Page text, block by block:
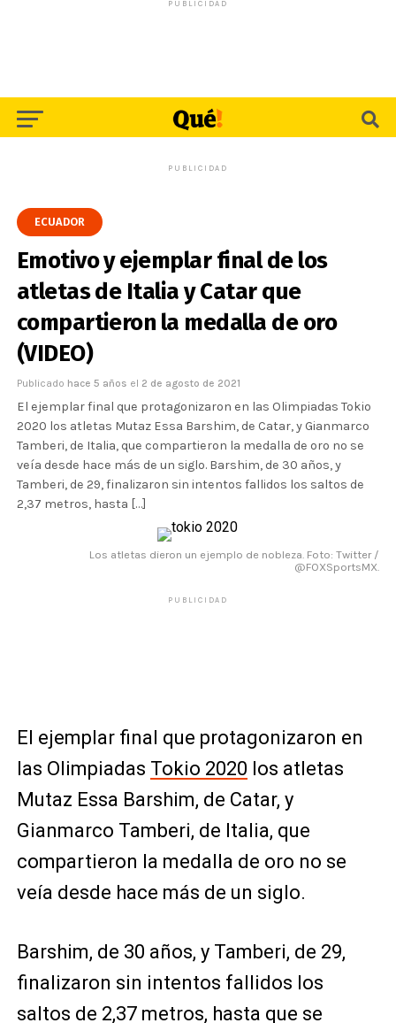
PUBLICIDAD
PUBLICIDAD
ECUADOR
Emotivo y ejemplar final de los
atletas de Italia y Catar que
compartieron la medalla de oro
(VIDEO)
Publicado hace 5 años el 2 de agosto de 2021
El ejemplar final que protagonizaron en las Olimpiadas Tokio
2020 los atletas Mutaz Essa Barshim, de Catar, y Gianmarco
Tamberi, de Italia, que compartieron la medalla de oro no se
veía desde hace más de un siglo. Barshim, de 30 años, y
Tamberi, de 29, finalizaron sin intentos fallidos los saltos de
2,37 metros, hasta […]
Los atletas dieron un ejemplo de nobleza. Foto: Twitter /
@FOXSportsMX.
PUBLICIDAD
El ejemplar final que protagonizaron en
las Olimpiadas Tokio 2020 los atletas
Mutaz Essa Barshim, de Catar, y
Gianmarco Tamberi, de Italia, que
compartieron la medalla de oro no se
veía desde hace más de un siglo.
Barshim, de 30 años, y Tamberi, de 29,
finalizaron sin intentos fallidos los
saltos de 2,37 metros, hasta que se